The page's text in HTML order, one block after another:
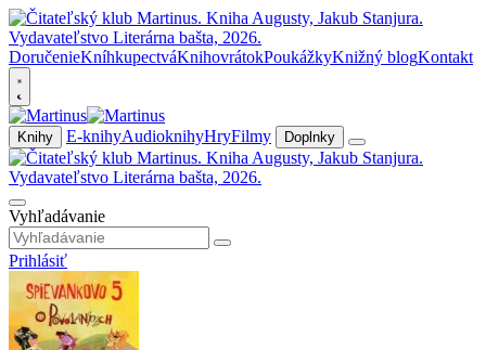
DoručenieKníhkupectváKnihovrátokPoukážkyKnižný blogKontakt
Knihy E-knihyAudioknihyHryFilmy Doplnky
Vyhľadávanie
Prihlásiť